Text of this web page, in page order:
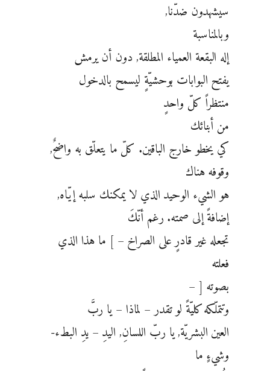
سيشهدون ضدّنا,
وبالمناسبة
إله البقعة العمياء المطلقة, دون أن يرمش
يفتح البوابات بوحشيّةٍ ليسمح بالدخول
منتظراً كلّ واحدٍ
من أبنائك
كي يخطو خارج الباقين. كلّ ما يتعلّق به واضحٌ,
وقوفه هناك
هو الشيء الوحيد الذي لا يمكنك سلبه إيّاه,
إضافةً إلى صمته. رغم أنّكَ
تجعله غير قادرٍ على الصراخ – ] ما هذا الذي
فعلته
بصوته [ –
وتتملّكه كليّةً لو تقدر – لماذا – يا ربَّ
العين البشريّة, يا ربّ اللسانِ, اليدِ – يدِ البطء-
وشيءٍ ما